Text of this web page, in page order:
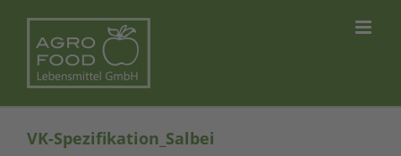
content
VK-Spezifikation_Salbei